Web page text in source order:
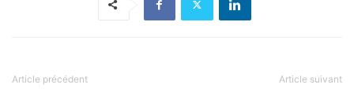
Article précédent Article suivant